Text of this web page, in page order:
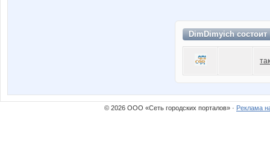
DimDimyich
© 2026 ООО «Сеть городских порталов» · Реклама